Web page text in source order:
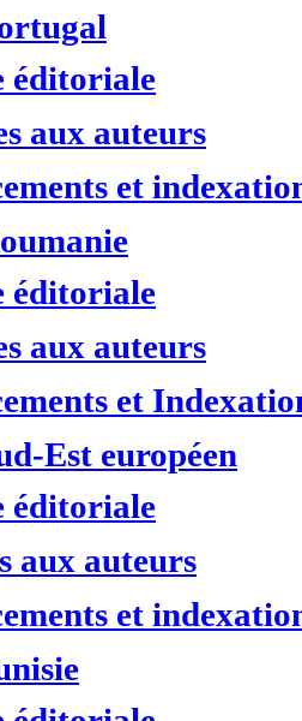
éditoriale
aux auteurs
et
éditoriale
aux auteurs
et
Est européen
éditoriale
aux auteurs
et